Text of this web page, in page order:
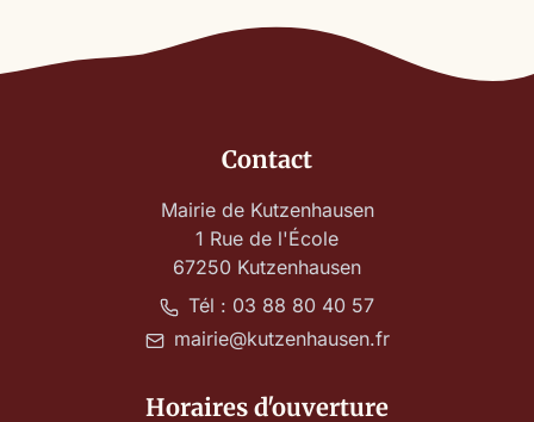
Contact
Mairie de Kutzenhausen
1 Rue de l'École
67250 Kutzenhausen
Tél : 03 88 80 40 57
mairie@kutzenhausen.fr
Horaires d'ouverture